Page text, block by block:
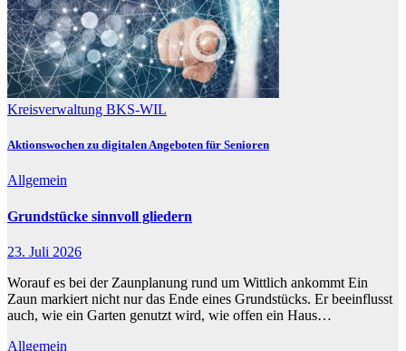
Kreisverwaltung BKS-WIL
Aktionswochen zu digitalen Angeboten für Senioren
Allgemein
Grundstücke sinnvoll gliedern
23. Juli 2026
Worauf es bei der Zaunplanung rund um Wittlich ankommt Ein
Zaun markiert nicht nur das Ende eines Grundstücks. Er beeinflusst
auch, wie ein Garten genutzt wird, wie offen ein Haus…
Allgemein